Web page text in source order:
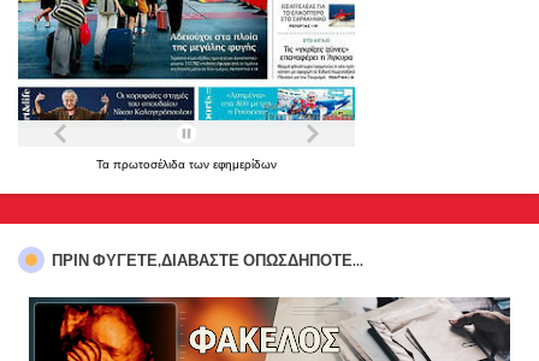
Τα πρωτοσέλιδα των εφημερίδων
ΠΡΊΝ ΦΎΓΕΤΕ,ΔΙΑΒΆΣΤΕ ΟΠΩΣΔΉΠΟΤΕ...